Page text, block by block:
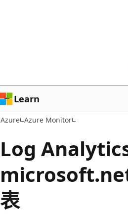
容
Learn
Azure Azure Monitor
Log
表